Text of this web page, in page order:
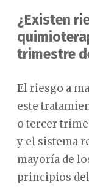
¿Existen
trimestre
El riesgo a
este
o tercer
y el sistema
mayoría de
principios